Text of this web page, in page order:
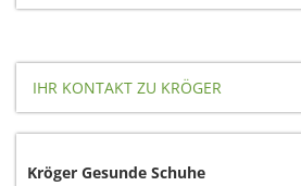
IHR KONTAKT ZU KRÖGER
Kröger Gesunde Schuhe